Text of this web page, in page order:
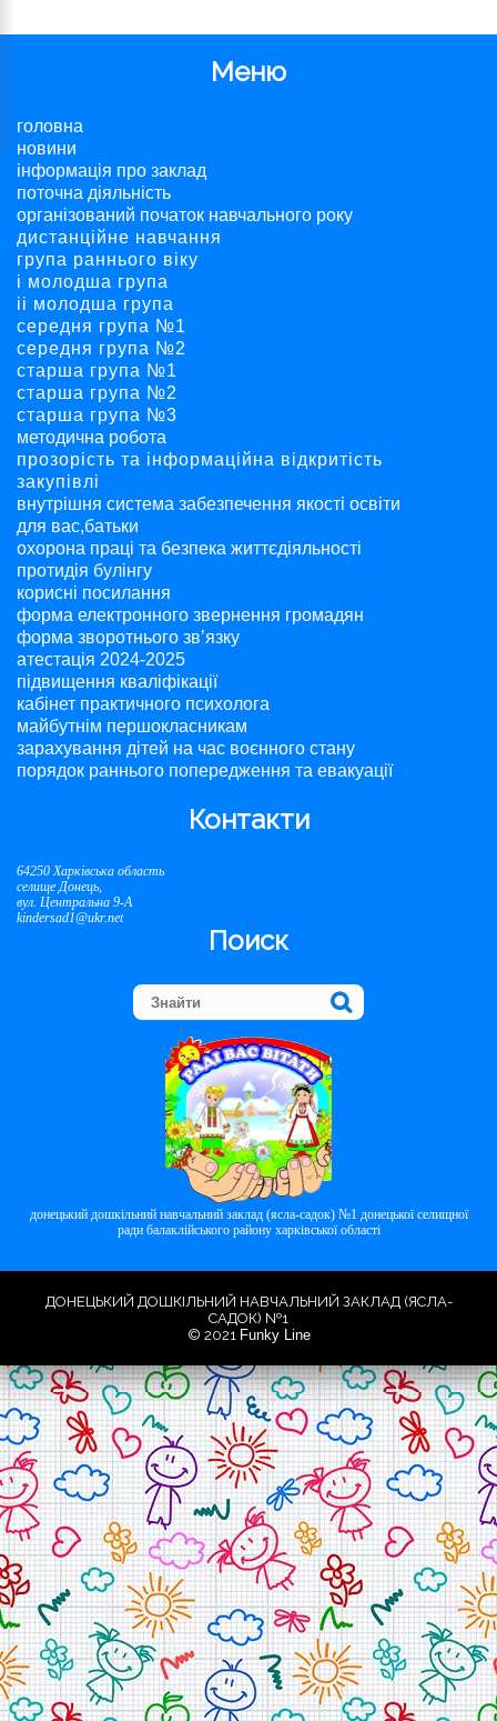
донецький дошкільний навчальний заклад (ясла-садок) №1 донецької селищної
ради балаклійського району харківської області
Меню
головна
новини
інформація про заклад
поточна діяльність
організований початок навчального року
дистанційне навчання
група раннього віку
і молодша група
ii молодша група
середня група №1
середня група №2
старша група №1
старша група №2
старша група №3
методична робота
прозорість та інформаційна відкритість
закупівлі
внутрішня система забезпечення якості освіти
для вас,батьки
охорона праці та безпека життєдіяльності
протидія булінгу
корисні посилання
форма електронного звернення громадян
форма зворотнього зв’язку
атестація 2024-2025
підвищення кваліфікації
кабінет практичного психолога
майбутнім першокласникам
зарахування дітей на час воєнного стану
порядок раннього попередження та евакуації
Контакти
64250 Харківська область
селище Донець,
вул. Центральна 9-А
kindersad1@ukr.net
Поиск
ДОНЕЦЬКИЙ ДОШКІЛЬНИЙ НАВЧАЛЬНИЙ ЗАКЛАД (ЯСЛА-
САДОК) №1
© 2021 Funky Line